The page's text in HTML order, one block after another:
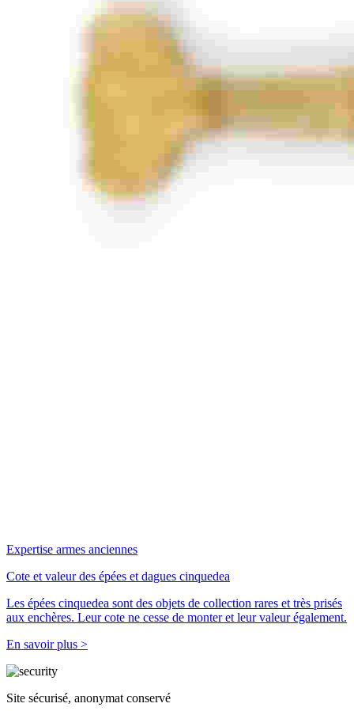
Expertise armes anciennes
Cote et valeur des épées et dagues cinquedea
Les épées cinquedea sont des objets de collection rares et très prisés
aux enchères. Leur cote ne cesse de monter et leur valeur également.
En savoir plus >
Site sécurisé, anonymat conservé